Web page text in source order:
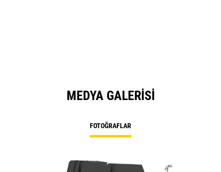
MEDYA GALERISI
FOTOĞRAFLAR